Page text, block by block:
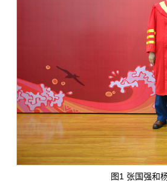
图1 张国强和